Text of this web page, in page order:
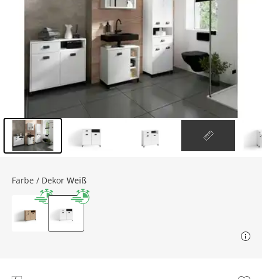
Farbe / Dekor Weiß